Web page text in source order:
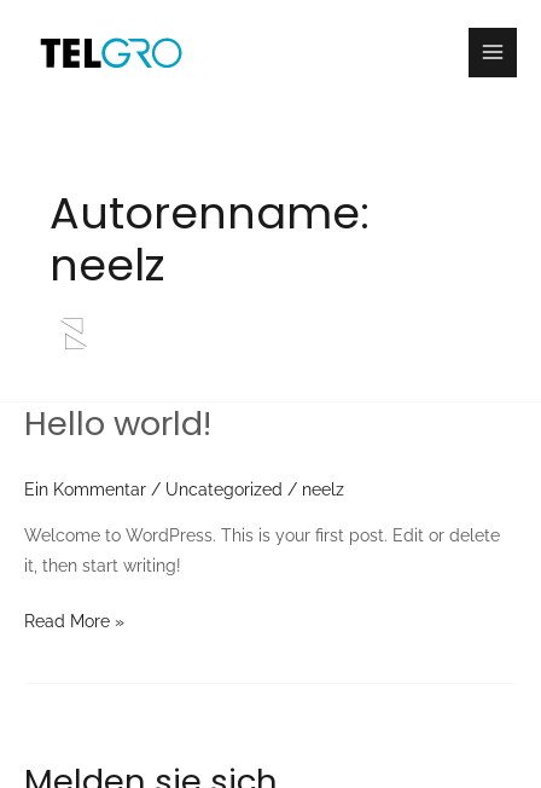
Inhalt
springen
Main
Autorenname:
neelz
Hello world!
Ein Kommentar / Uncategorized / neelz
Welcome to WordPress. This is your first post. Edit or delete
it, then start writing!
Hello
Read More »